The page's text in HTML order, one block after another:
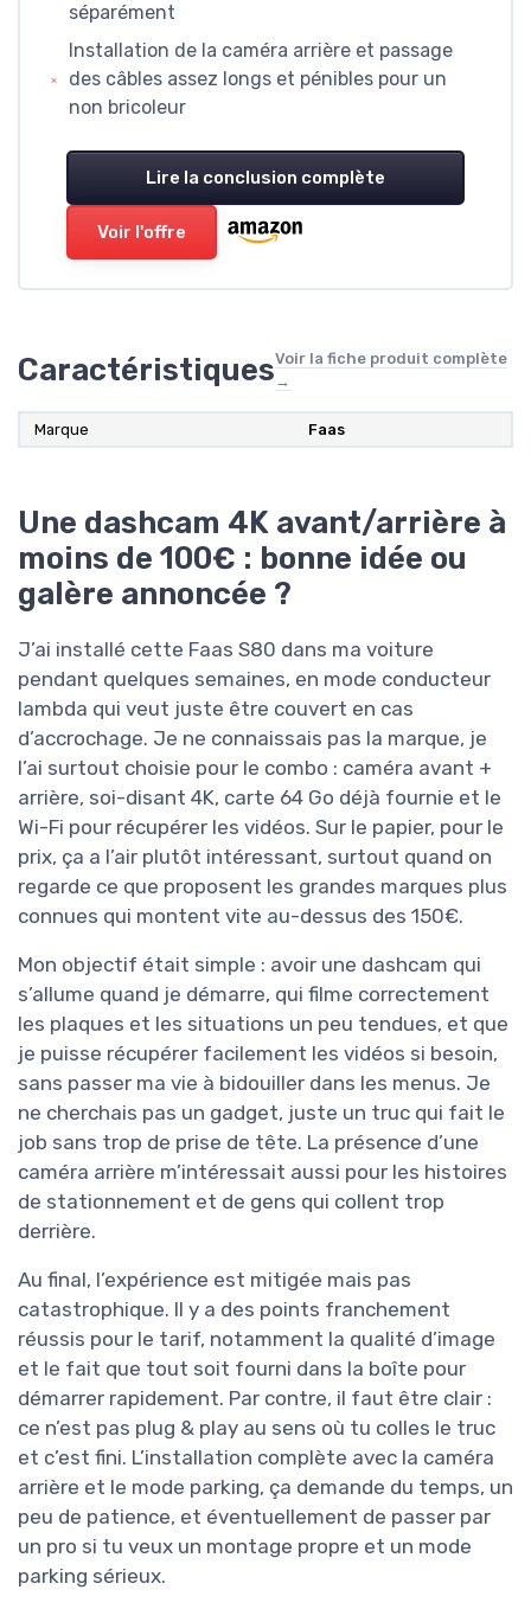
séparément
Installation de la caméra arrière et passage
des câbles assez longs et pénibles pour un
non bricoleur
Lire la conclusion complète
Voir l'offre
CaractéristiquesVoir la fiche produit complète
→
Marque Faas
Une dashcam 4K avant/arrière à
moins de 100€ : bonne idée ou
galère annoncée ?
J’ai installé cette Faas S80 dans ma voiture
pendant quelques semaines, en mode conducteur
lambda qui veut juste être couvert en cas
d’accrochage. Je ne connaissais pas la marque, je
l’ai surtout choisie pour le combo : caméra avant +
arrière, soi-disant 4K, carte 64 Go déjà fournie et le
Wi-Fi pour récupérer les vidéos. Sur le papier, pour le
prix, ça a l’air plutôt intéressant, surtout quand on
regarde ce que proposent les grandes marques plus
connues qui montent vite au-dessus des 150€.
Mon objectif était simple : avoir une dashcam qui
s’allume quand je démarre, qui filme correctement
les plaques et les situations un peu tendues, et que
je puisse récupérer facilement les vidéos si besoin,
sans passer ma vie à bidouiller dans les menus. Je
ne cherchais pas un gadget, juste un truc qui fait le
job sans trop de prise de tête. La présence d’une
caméra arrière m’intéressait aussi pour les histoires
de stationnement et de gens qui collent trop
derrière.
Au final, l’expérience est mitigée mais pas
catastrophique. Il y a des points franchement
réussis pour le tarif, notamment la qualité d’image
et le fait que tout soit fourni dans la boîte pour
démarrer rapidement. Par contre, il faut être clair :
ce n’est pas plug & play au sens où tu colles le truc
et c’est fini. L’installation complète avec la caméra
arrière et le mode parking, ça demande du temps, un
peu de patience, et éventuellement de passer par
un pro si tu veux un montage propre et un mode
parking sérieux.